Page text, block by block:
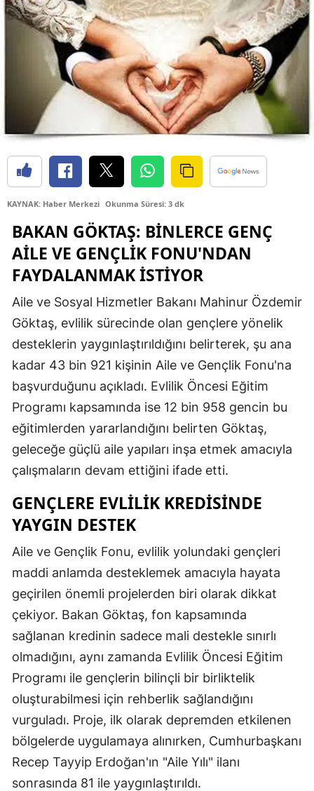
Bursa
Çanakkale
Çankırı
Çorum
Edirne
Erzincan
Eskişehir
Gaziantep
Giresun
Gümüşhane
Hakkari
Isparta
Mersin
İzmir
Kars
Kastamonu
Kayseri
Kırşehir
Kocaeli
Konya
KAYNAK: Haber Merkezi Okunma Süresi: 3 dk
BAKAN GÖKTAŞ: BINLERCE GENÇ
AILE VE GENÇLIK FONU'NDAN
FAYDALANMAK İSTIYOR
Aile ve Sosyal Hizmetler Bakanı Mahinur Özdemir
Göktaş, evlilik sürecinde olan gençlere yönelik
desteklerin yaygınlaştırıldığını belirterek, şu ana
kadar 43 bin 921 kişinin Aile ve Gençlik Fonu'na
başvurduğunu açıkladı. Evlilik Öncesi Eğitim
Programı kapsamında ise 12 bin 958 gencin bu
eğitimlerden yararlandığını belirten Göktaş,
geleceğe güçlü aile yapıları inşa etmek amacıyla
çalışmaların devam ettiğini ifade etti.
GENÇLERE EVLILIK KREDISINDE
YAYGIN DESTEK
Aile ve Gençlik Fonu, evlilik yolundaki gençleri
maddi anlamda desteklemek amacıyla hayata
geçirilen önemli projelerden biri olarak dikkat
çekiyor. Bakan Göktaş, fon kapsamında
sağlanan kredinin sadece mali destekle sınırlı
olmadığını, aynı zamanda Evlilik Öncesi Eğitim
Programı ile gençlerin bilinçli bir birliktelik
oluşturabilmesi için rehberlik sağlandığını
vurguladı. Proje, ilk olarak depremden etkilenen
bölgelerde uygulamaya alınırken, Cumhurbaşkanı
Recep Tayyip Erdoğan'ın "Aile Yılı" ilanı
sonrasında 81 ile yaygınlaştırıldı.